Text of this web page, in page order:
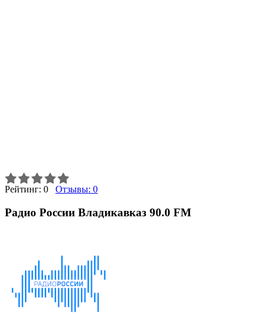
Рейтинг: 0 Отзывы: 0
Радио России Владикавказ 90.0 FM